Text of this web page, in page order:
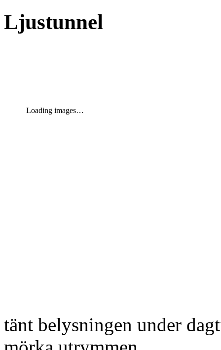
Ljustunnel
Loading images…
tänt belysningen under